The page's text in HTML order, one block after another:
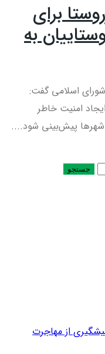
برای
به
اسلامی گفت:
امنیت خاطر
شهرها پیش‌بینی شود....
از مهاجرت